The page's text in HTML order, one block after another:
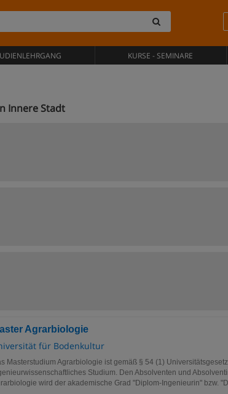
KURSE - SEMINARE
Innere Stadt
Agrarbiologie
für Bodenkultur
Masterstudium Agrarbiologie ist gemäß § 54 (1)
Studium. Den Absolventen und
wird der akademische Grad "Diplom-Ingenieurin" bzw.